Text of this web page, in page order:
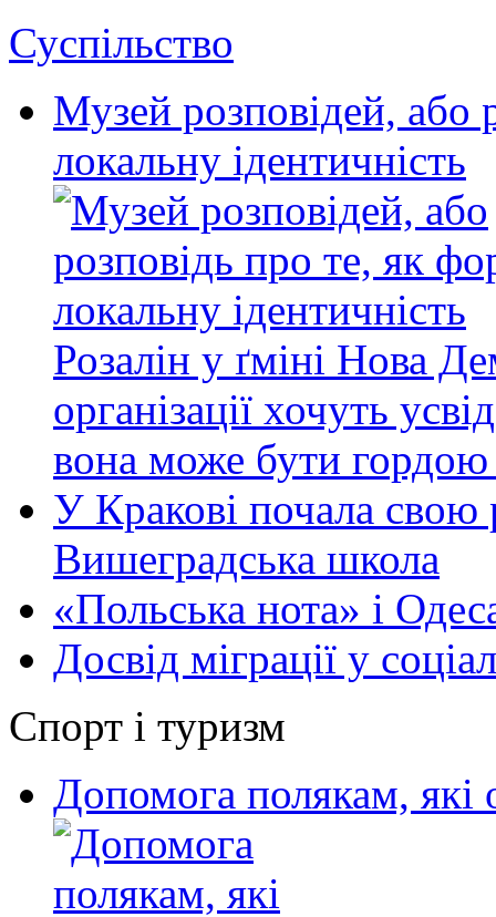
Суспільство
Музей розповідей, або
локальну ідентичність
Розалін у ґміні Нова
організації хочуть
вона може бути гордою
У Кракові почала свою
Вишеградська школа
«Польська нота» i
Досвід міграції у
Спорт і туризм
Допомога полякам, які